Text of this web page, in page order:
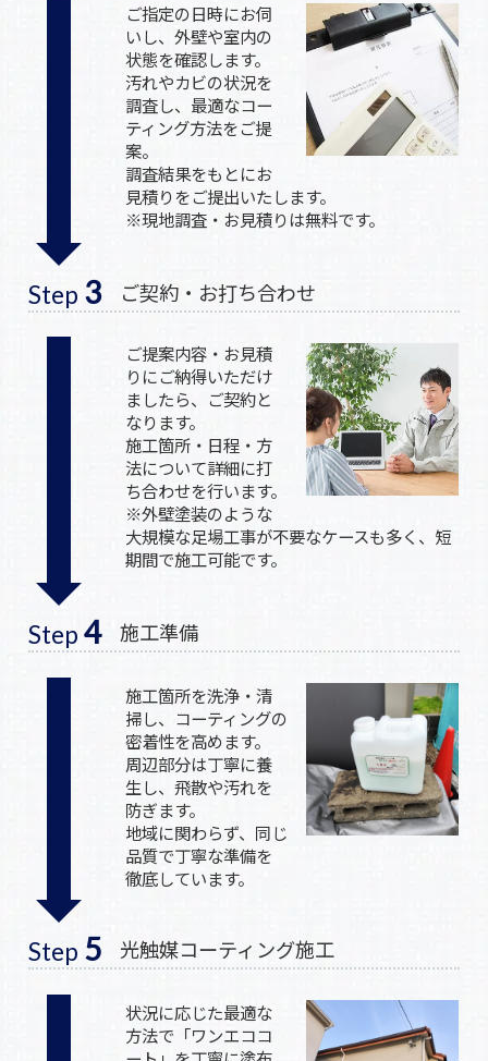
ご指定の日時にお伺
いし、外壁や室内の
状態を確認します。
汚れやカビの状況を
調査し、最適なコー
ティング方法をご提
案。
調査結果をもとにお
見積りをご提出いたします。
※現地調査・お見積りは無料です。
Step 3 ご契約・お打ち合わせ
ご提案内容・お見積
りにご納得いただけ
ましたら、ご契約と
なります。
施工箇所・日程・方
法について詳細に打
ち合わせを行います。
※外壁塗装のような
大規模な足場工事が不要なケースも多く、短
期間で施工可能です。
Step 4 施工準備
施工箇所を洗浄・清
掃し、コーティングの
密着性を高めます。
周辺部分は丁寧に養
生し、飛散や汚れを
防ぎます。
地域に関わらず、同じ
品質で丁寧な準備を
徹底しています。
Step 5 光触媒コーティング施工
状況に応じた最適な
方法で「ワンエココ